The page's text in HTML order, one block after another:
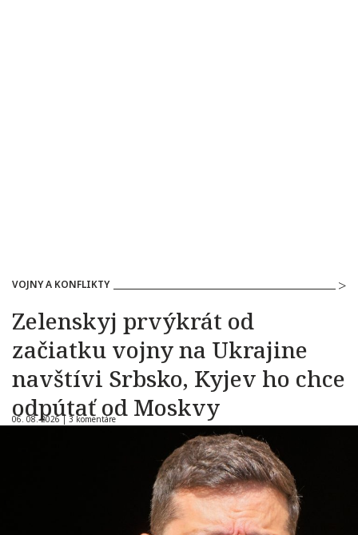
VOJNY A KONFLIKTY
Zelenskyj prvýkrát od
začiatku vojny na Ukrajine
navštívi Srbsko, Kyjev ho chce
odpútať od Moskvy
06. 08. 2026 | 3 komentáre